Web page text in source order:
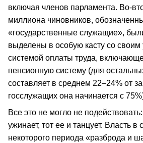
включая членов парламента. Во-
миллиона чиновников,
«государственные служащие»,
выделены в особую касту со своим
системой оплаты труда,
пенсионную систему (для
составляет в среднем 22–24% от
госслужащих она начинается с
Все это не могло не
ужинает, тот ее и танцует. Власть в
некоторого периода «разброда и